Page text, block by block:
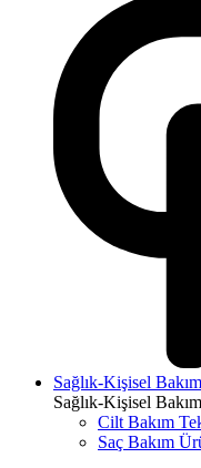
Sağlık-Kişisel Bakım
Sağlık-Kişisel Bakım
Cilt Bakım
Saç Bakım